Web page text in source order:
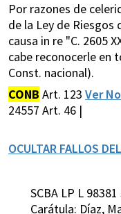
Por razones de
de la Ley de
causa in re "C. 2605
cabe reconocerle en
Const. nacional).
CONB Art. 123 Ver
24557 Art. 46 |
OCULTAR FALLOS
SCBA LP L
Carátula: Díaz,